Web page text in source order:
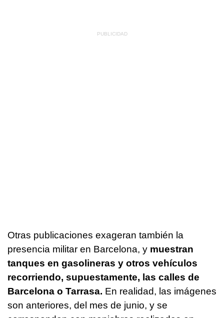
Otras publicaciones exageran también la
presencia militar en Barcelona, y muestran
tanques en gasolineras y otros vehículos
recorriendo, supuestamente, las calles de
Barcelona o Tarrasa. En realidad, las imágenes
son anteriores, del mes de junio, y se